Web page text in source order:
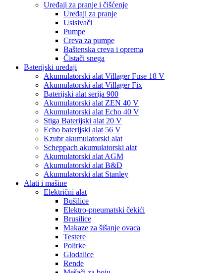
Uređaji za pranje i čišćenje
Uređaji za pranje
Usisivači
Pumpe
Creva za pumpe
Baštenska creva i oprema
Čistači snega
Baterijski uređaji
Akumulatorski alat Villager Fuse 18 V
Akumulatorski alat Villager Fix
Baterijski alat serija 900
Akumulatorski alat ZEN 40 V
Akumulatorski alat Echo 40 V
Stiga Baterijski alat 20 V
Echo baterijski alat 56 V
Kzubr akumulatorski alat
Scheppach akumulatorski alat
Akumulatorski alat AGM
Akumulatorski alat B&D
Akumulatorski alat Stanley
Alati i mašine
Električni alat
Bušilice
Elektro-pneumatski čekići
Brusilice
Makaze za šišanje ovaca
Testere
Polirke
Glodalice
Rende